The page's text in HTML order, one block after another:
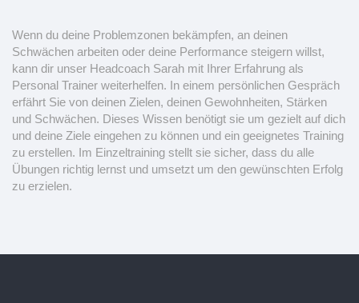
Wenn du deine Problemzonen bekämpfen, an deinen
Schwächen arbeiten oder deine Performance steigern willst,
kann dir unser Headcoach Sarah mit Ihrer Erfahrung als
Personal Trainer weiterhelfen. In einem persönlichen Gespräch
erfährt Sie von deinen Zielen, deinen Gewohnheiten, Stärken
und Schwächen. Dieses Wissen benötigt sie um gezielt auf dich
und deine Ziele eingehen zu können und ein geeignetes Training
zu erstellen. Im Einzeltraining stellt sie sicher, dass du alle
Übungen richtig lernst und umsetzt um den gewünschten Erfolg
zu erzielen.